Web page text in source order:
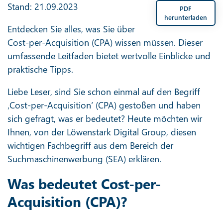
PDF
herunterladen
Stand: 21.09.2023
Entdecken Sie alles, was Sie über
Cost-per-Acquisition (CPA) wissen müssen. Dieser
umfassende Leitfaden bietet wertvolle Einblicke und
praktische Tipps.
Liebe Leser, sind Sie schon einmal auf den Begriff
‚Cost-per-Acquisition‘ (CPA) gestoßen und haben
sich gefragt, was er bedeutet? Heute möchten wir
Ihnen, von der Löwenstark Digital Group, diesen
wichtigen Fachbegriff aus dem Bereich der
Suchmaschinenwerbung (SEA) erklären.
Was bedeutet Cost-per-
Acquisition (CPA)?